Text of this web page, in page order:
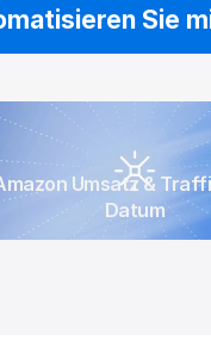
Sie
Umsatz &
Datum